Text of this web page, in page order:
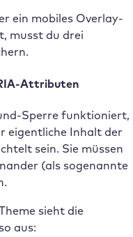
ein mobiles Overlay-
musst du drei
Attributen
Sperre funktioniert,
eigentliche Inhalt der
sein. Sie müssen
(als sogenannte
sieht die
aus: